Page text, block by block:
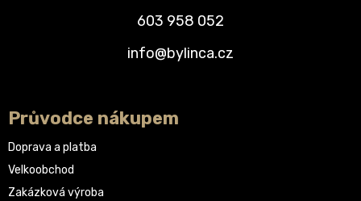
603 958 052
info@bylinca.cz
Průvodce nákupem
Doprava a platba
Velkoobchod
Zakázková výroba